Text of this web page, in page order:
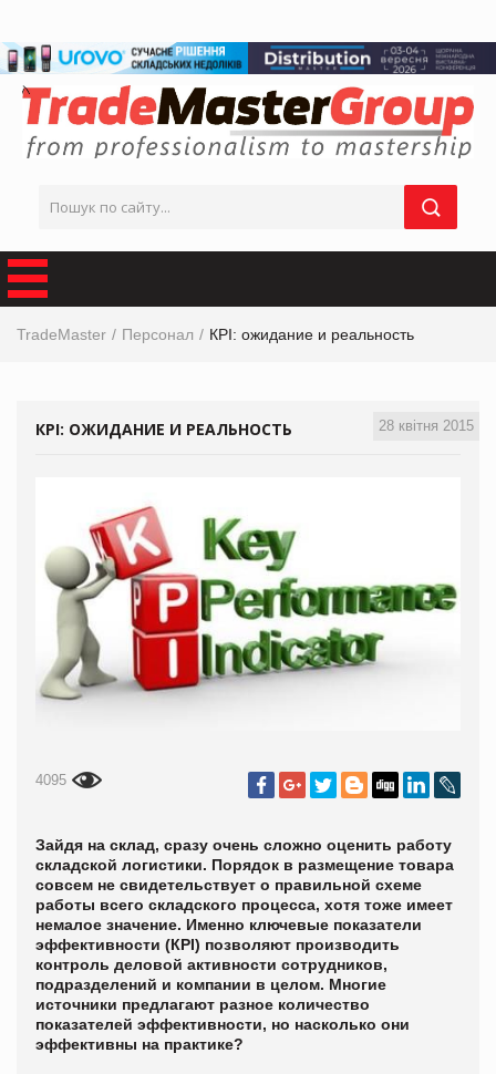
TradeMaster Персонал КРI: ожидание и реальность
28 квітня 2015
КРI: ОЖИДАНИЕ И РЕАЛЬНОСТЬ
4095
Зайдя на склад, сразу очень сложно оценить работу
складской логистики. Порядок в размещение товара
совсем не свидетельствует о правильной схеме
работы всего складского процесса, хотя тоже имеет
немалое значение. Именно ключевые показатели
эффективности (КРI) позволяют производить
контроль деловой активности сотрудников,
подразделений и компании в целом. Многие
источники предлагают разное количество
показателей эффективности, но насколько они
эффективны на практике?